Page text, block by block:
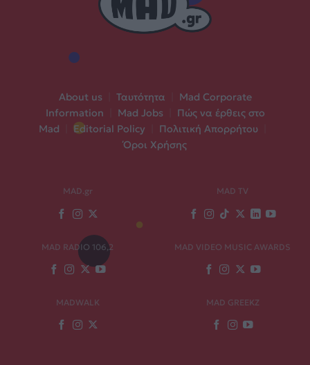
About us Ταυτότητα
Mad Corporate
Information
Mad Jobs
Πώς να έρθεις στο
Mad
Editorial Policy Πολιτική Απορρήτου
Όροι Χρήσης
MAD.gr MAD TV
MAD RADIO 106,2 MAD VIDEO MUSIC AWARDS
MADWALK MAD GREEKZ